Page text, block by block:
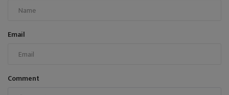
Email
Comment